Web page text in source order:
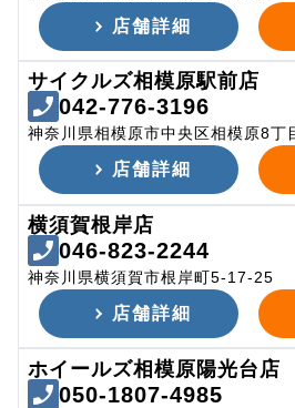
店舗詳細
サイクルズ相模原駅前店
042-776-3196
神奈川県相模原市中央区相模原8丁
店舗詳細
横須賀根岸店
046-823-2244
神奈川県横須賀市根岸町5-17-25
店舗詳細
ホイールズ相模原陽光台店
050-1807-4985